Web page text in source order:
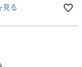
見る